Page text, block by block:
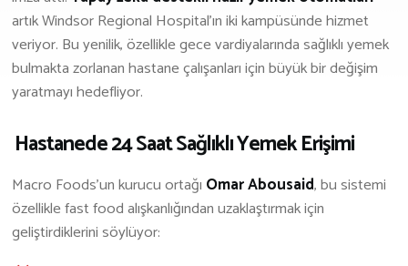
İş Birliği Ve Sponsorluk
artık Windsor Regional Hospital’ın iki kampüsünde hizmet
veriyor. Bu yenilik, özellikle gece vardiyalarında sağlıklı yemek
bulmakta zorlanan hastane çalışanları için büyük bir değişim
yaratmayı hedefliyor.
️ Hastanede 24 Saat Sağlıklı Yemek Erişimi
Macro Foods’un kurucu ortağı Omar Abousaid, bu sistemi
özellikle fast food alışkanlığından uzaklaştırmak için
geliştirdiklerini söylüyor: